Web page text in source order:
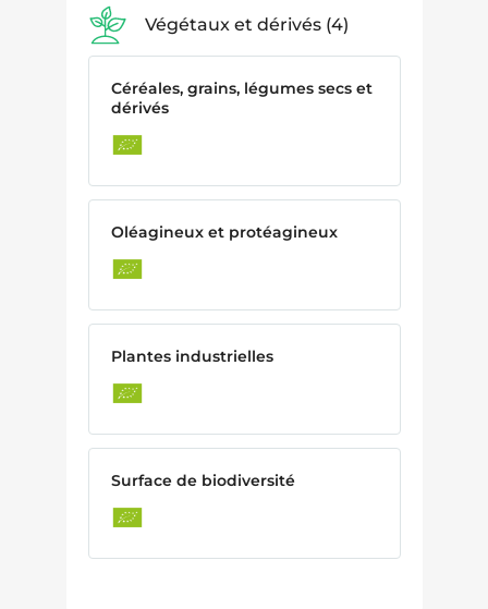
Végétaux et dérivés 4
Céréales, grains, légumes secs et
dérivés
Oléagineux et protéagineux
Plantes industrielles
Surface de biodiversité